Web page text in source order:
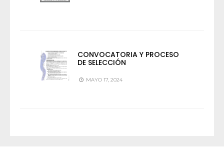
CONVOCATORIA Y PROCESO
DE SELECCIÓN
MAYO 17, 2024